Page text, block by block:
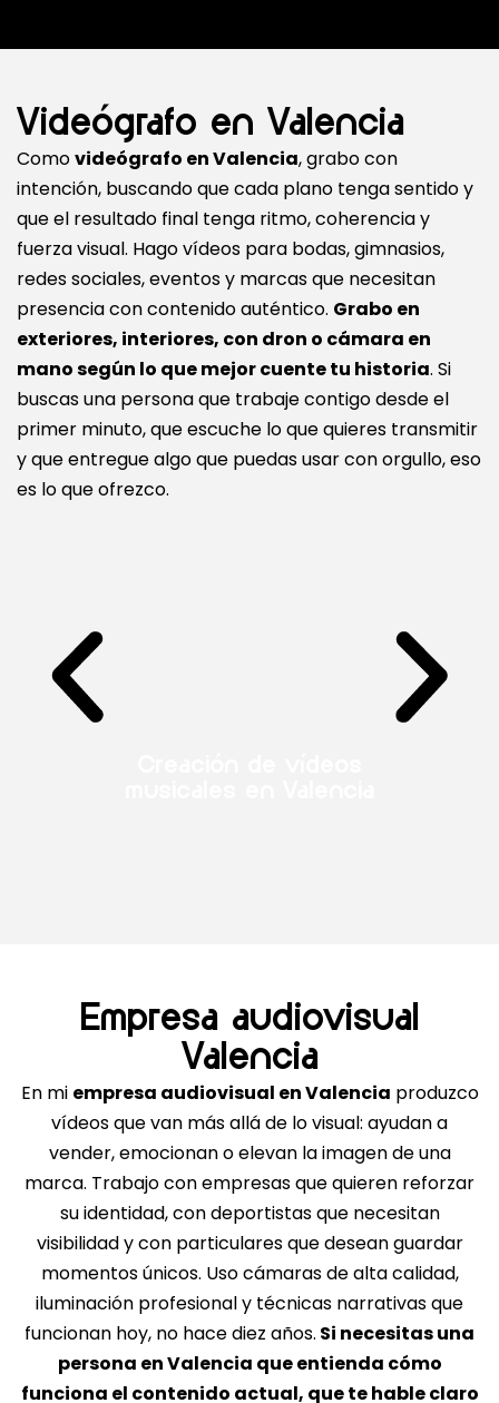
Videógrafo en Valencia
Comovideógrafo en Valencia, grabo con
intención, buscando que cada plano tenga sentido y
que el resultado final tenga ritmo, coherencia y
fuerza visual. Hago vídeos para bodas, gimnasios,
redes sociales, eventos y marcas que necesitan
presencia con contenido auténtico. Grabo en
exteriores, interiores, con dron o cámara en
mano según lo que mejor cuente tu historia. Si
buscas una persona que trabaje contigo desde el
primer minuto, que escuche lo que quieres transmitir
y que entregue algo que puedas usar con orgullo, eso
es lo que ofrezco.
Empresa audiovisual
Valencia
En mi empresa audiovisual en Valencia produzco
vídeos que van más allá de lo visual: ayudan a
vender, emocionan o elevan la imagen de una
marca. Trabajo con empresas que quieren reforzar
su identidad, con deportistas que necesitan
visibilidad y con particulares que desean guardar
momentos únicos. Uso cámaras de alta calidad,
iluminación profesional y técnicas narrativas que
funcionan hoy, no hace diez años. Si necesitas una
persona en Valencia que entienda cómo
funciona el contenido actual, que te hable claro